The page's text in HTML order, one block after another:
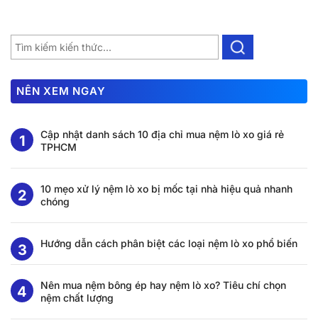
NÊN XEM NGAY
Cập nhật danh sách 10 địa chỉ mua nệm lò xo giá rẻ
TPHCM
10 mẹo xử lý nệm lò xo bị mốc tại nhà hiệu quả nhanh
chóng
Hướng dẫn cách phân biệt các loại nệm lò xo phổ biến
Nên mua nệm bông ép hay nệm lò xo? Tiêu chí chọn
nệm chất lượng